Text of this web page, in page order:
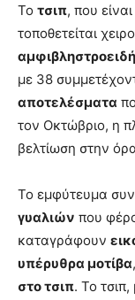
Το τσιπ, που
τοποθετείται
αμφιβληστροειδή
με 38
αποτελέσματα
τον Οκτώβριο, η
βελτίωση στην
Το εμφύτευμα
γυαλιών που
καταγράφουν
υπέρυθρα μοτίβα
στο τσιπ. Το